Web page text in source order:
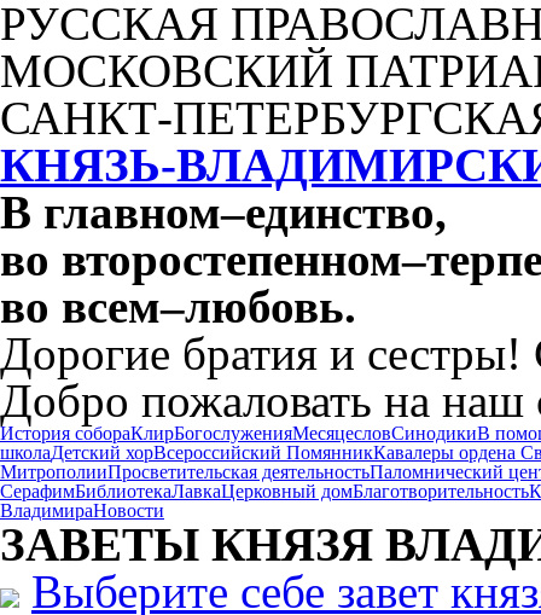
РУССКАЯ
МОСКОВСКИЙ
САНКТ-
КНЯЗЬ-
В главном–единство,
во второстепенном–
во всем–любовь.
Дорогие братия и
Добро пожаловать на наш
История собораКлирБогослуженияМесяцесловСинодикиВ
школаДетский хорВсероссийский ПомянникКавалеры ордена
МитрополииПросветительская деятельностьПаломнический
СерафимБиблиотекаЛавкаЦерковный домБлаготворительность
ВладимираНовости
ЗАВЕТЫ КНЯЗЯ
Выберите себе завет